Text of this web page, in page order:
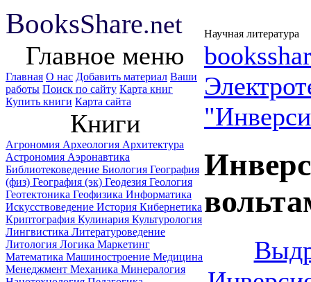
BooksShare.net Научная литература
Главное меню
Главная О нас Добавить материал Ваши
работы Поиск по сайту Карта книг
Купить книги Карта сайта
Книги
Агрономия Археология Архитектура
Астрономия Аэронавтика
Библиотековедение Биология География
(физ) География (эк) Геодезия Геология
Геотектоника Геофизика Информатика
Искусствоведение История Кибернетика
Криптография Кулинария Культурология
Лингвистика Литературоведение
Литология Логика Маркетинг
Математика Машиностроение Медицина
Менеджмент Механика Минералогия